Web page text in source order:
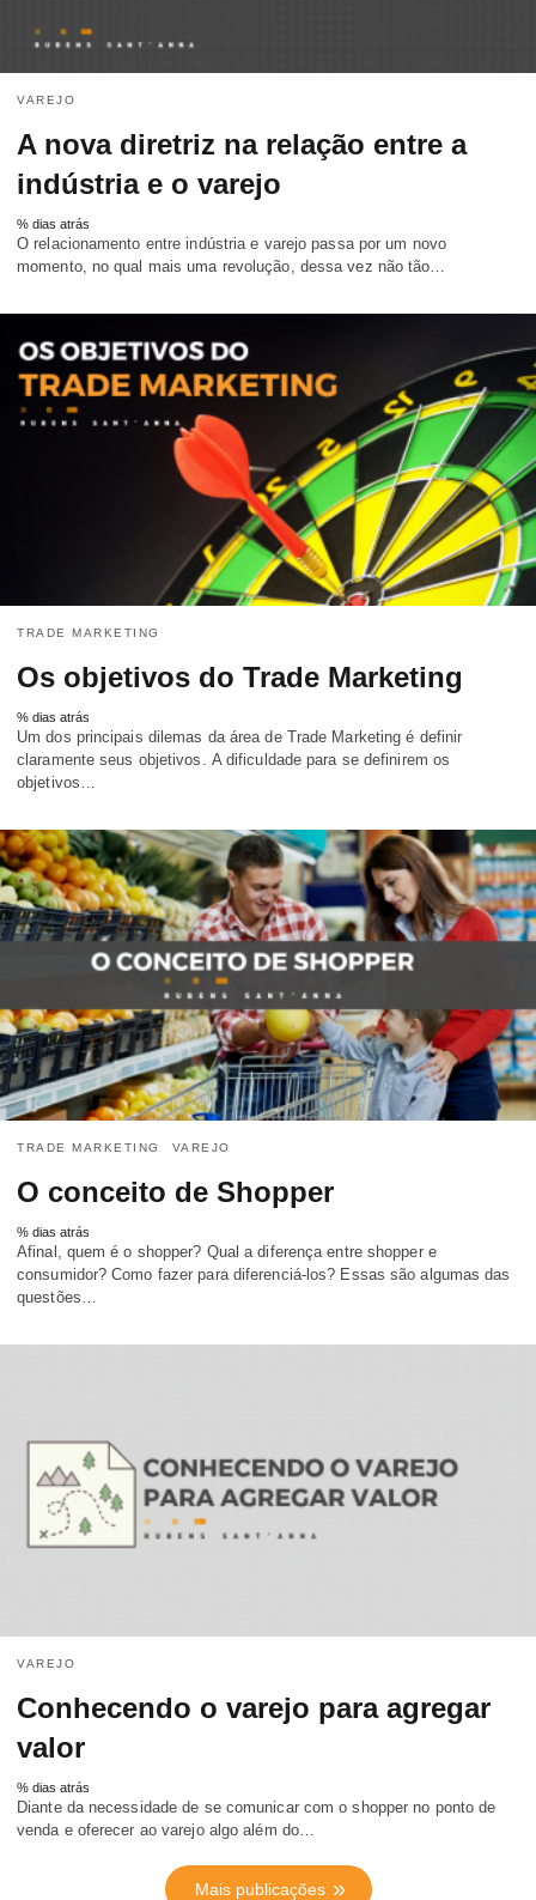
VAREJO
A nova diretriz na relação entre a
indústria e o varejo
% dias atrás
O relacionamento entre indústria e varejo passa por um novo
momento, no qual mais uma revolução, dessa vez não tão…
TRADE MARKETING
Os objetivos do Trade Marketing
% dias atrás
Um dos principais dilemas da área de Trade Marketing é definir
claramente seus objetivos. A dificuldade para se definirem os
objetivos…
TRADE MARKETING VAREJO
O conceito de Shopper
% dias atrás
Afinal, quem é o shopper? Qual a diferença entre shopper e
consumidor? Como fazer para diferenciá-los? Essas são algumas das
questões…
VAREJO
Conhecendo o varejo para agregar
valor
% dias atrás
Diante da necessidade de se comunicar com o shopper no ponto de
venda e oferecer ao varejo algo além do…
Mais publicações